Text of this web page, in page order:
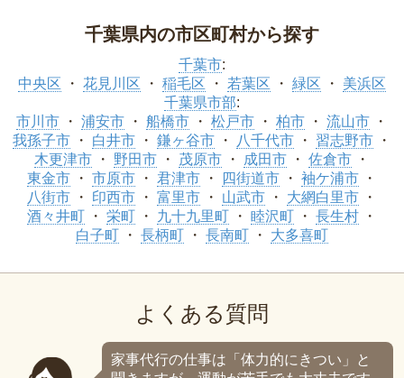
千葉県内の市区町村から探す
千葉市:
中央区
花見川区 稲毛区 若葉区 緑区
美浜区
千葉県市部:
市川市
浦安市 船橋市 松戸市 柏市
流山市
我孫子市
白井市 鎌ヶ谷市 八千代市
習志野市
木更津市
野田市 茂原市 成田市
佐倉市
東金市
市原市 君津市 四街道市
袖ケ浦市
八街市
印西市 富里市 山武市
大網白里市
酒々井町
栄町 九十九里町 睦沢町
長生村
白子町
長柄町 長南町 大多喜町
よくある質問
家事代行の仕事は「体力的にきつい」と